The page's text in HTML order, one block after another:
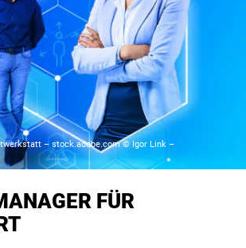
– stock.adobe.com © Igor Link –
FÜR